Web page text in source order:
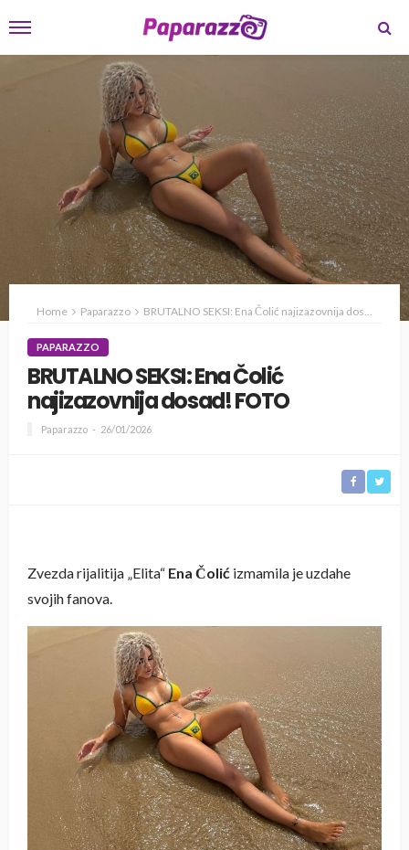
Home Paparazzo BRUTALNO SEKSI: Ena Čolić najizazovnija dosad! FOTO
PAPARAZZO
BRUTALNO SEKSI: Ena Čolić
najizazovnija dosad! FOTO
Paparazzo 26/01/2026
Zvezda rijalitija „Elita“ Ena Čolić izmamila je uzdahe
svojih fanova.